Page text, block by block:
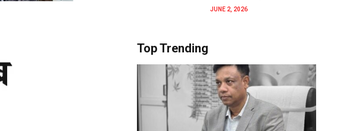
JUNE 2, 2026
Top Trending